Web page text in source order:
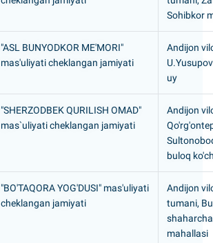
Sohibkor
"ASL BUNYODKOR ME'MORI"
mas'uliyati cheklangan jamiyati
Andijon
uy
"SHERZODBEK QURILISH OMAD"
mas`uliyati cheklangan jamiyati
Andijon
buloq
"BO'TAQORA YOG'DUSI" mas'uliyati
cheklangan jamiyati
Andijon
tumani,
mahallasi